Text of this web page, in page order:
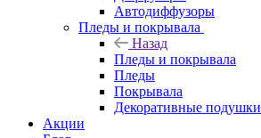
Автодиффузоры
Пледы и покрывала
Назад
Пледы и покрывала
Пледы
Покрывала
Декоративные подушки
Акции